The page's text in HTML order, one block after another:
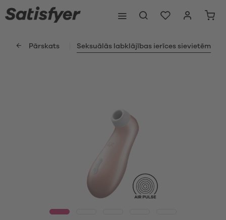
Pārskats Seksuālās labklājības ierīces sievietēm